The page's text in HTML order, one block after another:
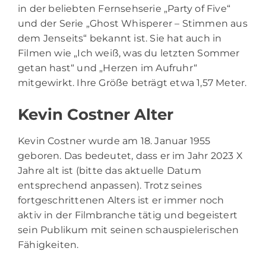
in der beliebten Fernsehserie „Party of Five“
und der Serie „Ghost Whisperer – Stimmen aus
dem Jenseits“ bekannt ist. Sie hat auch in
Filmen wie „Ich weiß, was du letzten Sommer
getan hast“ und „Herzen im Aufruhr“
mitgewirkt. Ihre Größe beträgt etwa 1,57 Meter.
Kevin Costner Alter
Kevin Costner wurde am 18. Januar 1955
geboren. Das bedeutet, dass er im Jahr 2023 X
Jahre alt ist (bitte das aktuelle Datum
entsprechend anpassen). Trotz seines
fortgeschrittenen Alters ist er immer noch
aktiv in der Filmbranche tätig und begeistert
sein Publikum mit seinen schauspielerischen
Fähigkeiten.